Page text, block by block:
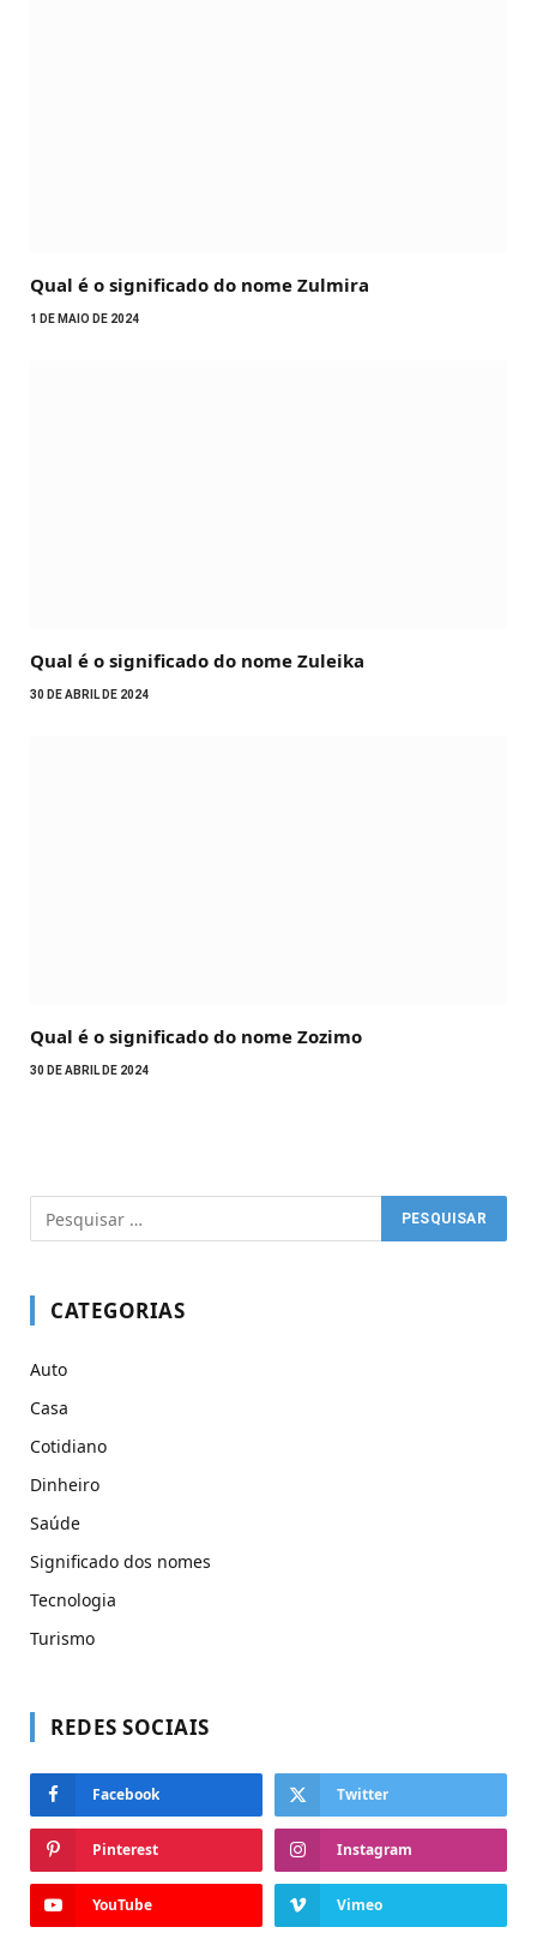
Qual é o significado do nome Zulmira
1 DE MAIO DE 2024
Qual é o significado do nome Zuleika
30 DE ABRIL DE 2024
Qual é o significado do nome Zozimo
30 DE ABRIL DE 2024
CATEGORIAS
Auto
Casa
Cotidiano
Dinheiro
Saúde
Significado dos nomes
Tecnologia
Turismo
REDES SOCIAIS
Facebook Twitter
Pinterest Instagram
YouTube Vimeo